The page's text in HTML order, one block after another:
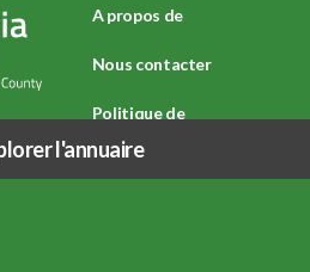
A propos de
Nous contacter
Politique de
confidentialité
l'annuaire